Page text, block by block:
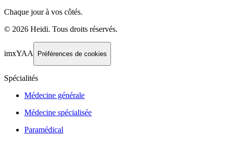
Chaque jour à vos côtés.
© 2026 Heidi. Tous droits réservés.
imxYAA Préférences de cookies
Spécialités
Médecine générale
Médecine spécialisée
Paramédical